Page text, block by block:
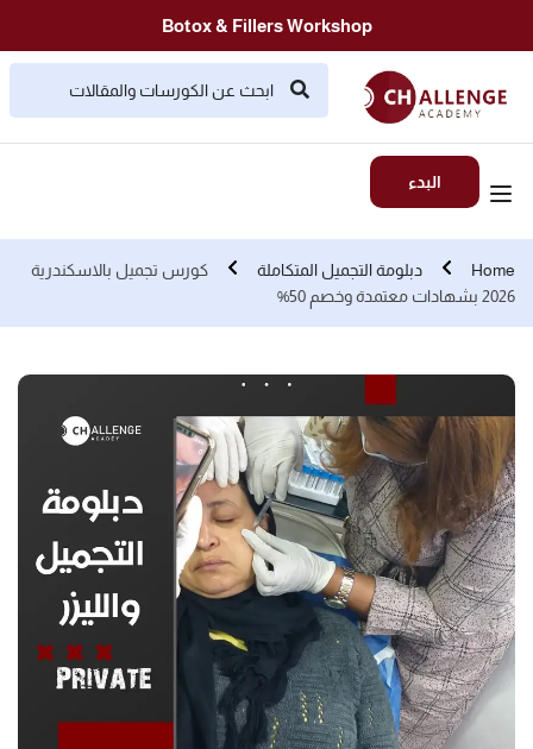
Botox & Fillers Workshop
البدء
Home دبلومة التجميل المتكاملة
كورس تجميل بالاسكندرية
2026 بشهادات معتمدة وخصم 50%